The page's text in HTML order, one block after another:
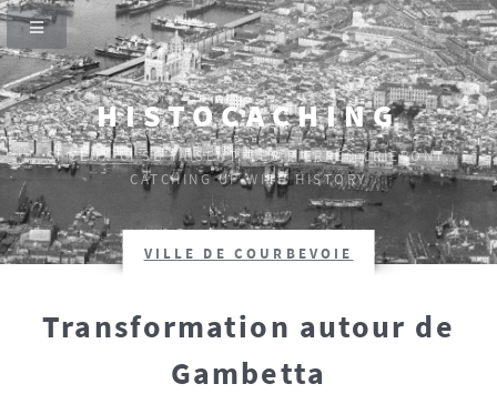
HISTOCACHING
SI CEUX-CI SE TAISENT, LES PIERRES CRIERONT.
CATCHING UP WITH HISTORY
VILLE DE COURBEVOIE
Transformation autour de
Gambetta